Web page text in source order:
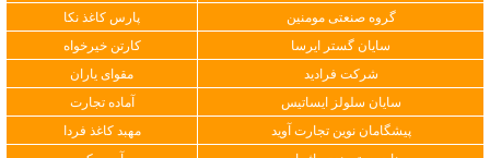
گروه صنعتی مومنین
پارس کاغذ نکا
سایان گستر ایرسا
کارتن خیرخواه
شرکت فرادید
مقوای یاران
سایان سلولز ایساتیس
آماده تجارت
پیشگامان نوین تجارت آوید
مهبد کاغذ فردا